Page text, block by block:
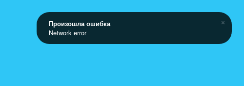
Произошла ошибка
Network error